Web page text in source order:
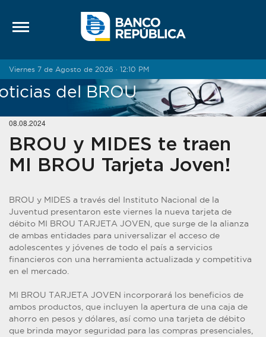
Viernes 7 de Agosto de 2026 · 12:10 PM
del BROU
08.08.2024
BROU y MIDES te traen
MI BROU Tarjeta Joven!
BROU y MIDES a través del Instituto Nacional de la
Juventud presentaron este viernes la nueva tarjeta de
débito MI BROU TARJETA JOVEN, que surge de la alianza
de ambas entidades para universalizar el acceso de
adolescentes y jóvenes de todo el país a servicios
financieros con una herramienta actualizada y competitiva
en el mercado.
MI BROU TARJETA JOVEN incorporará los beneficios de
ambos productos, que incluyen la apertura de una caja de
ahorro en pesos y dólares, así como una tarjeta de débito
que brinda mayor seguridad para las compras presenciales,